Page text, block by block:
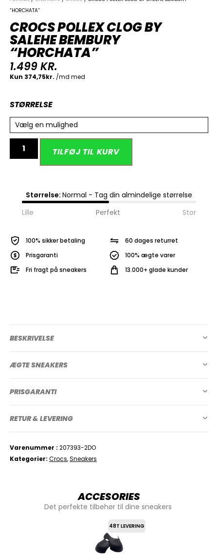
“HORCHATA”
CROCS POLLEX CLOG BY
SALEHE BEMBURY
“HORCHATA”
1.499KR.
STØRRELSE
Vælg en mulighed
TILFØJ TIL KURV
Størrelse: Normal - Tag din almindelige størrelse
Lille
Perfekt Stor
100% sikker betaling
Prisgaranti
Fri fragt på sneakers
60 dages returret
100% ægte varer
13.000+ glade kunder
BESKRIVELSE
ÆGTE SNEAKERS
PRISGARANTI
RETUR & LEVERING
Varenummer
207393-2DO
Kategorier Crocs,Sneakers
ACCESORIES
Det perfekte tilbehør til dine sneakers
48T LEVERING